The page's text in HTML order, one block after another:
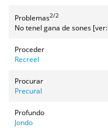
Problemas2/2
No tenel gana de sones [ver:
Proceder
Recreel
Procurar
Precural
Profundo
Jondo